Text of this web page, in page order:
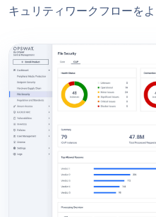
キュリティワークフローを